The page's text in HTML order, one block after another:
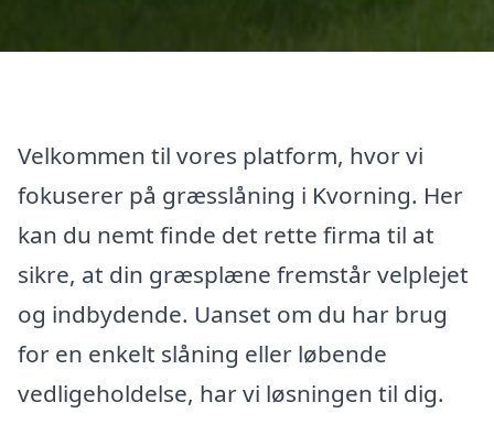
Velkommen til vores platform, hvor vi
fokuserer på græsslåning i Kvorning. Her
kan du nemt finde det rette firma til at
sikre, at din græsplæne fremstår velplejet
og indbydende. Uanset om du har brug
for en enkelt slåning eller løbende
vedligeholdelse, har vi løsningen til dig.